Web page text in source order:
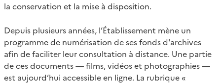
la conservation et la mise à disposition.
Depuis plusieurs années, l’Établissement mène un
programme de numérisation de ses fonds d'archives
afin de faciliter leur consultation à distance. Une partie
de ces documents — films, vidéos et photographies —
est aujourd’hui accessible en ligne. La rubrique «